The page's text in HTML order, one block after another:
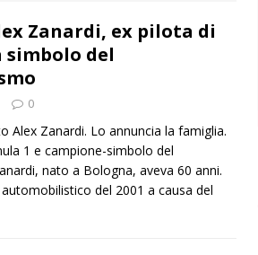
il “Premio per l’Eccellenza”
ad Alba, per la Lega le dimissioni
ALBA
stagione del debutto in Serie B1 con una
Zanardi, ex pilota di
simbolo del
0
Alex Zanardi. Lo annuncia la famiglia.
1 e campione-simbolo del
nato a Bologna, aveva 60 anni.
automobilistico del 2001 a causa del